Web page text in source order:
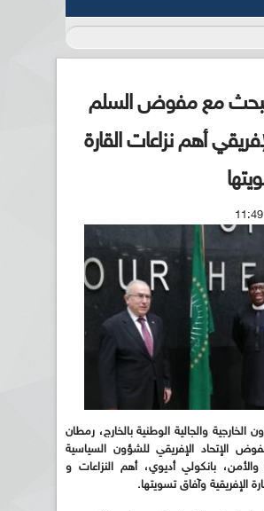
يبحث مع مفوض السلم
أهم نزاعات القارة
الخارجية والجالية الوطنية بالخارج، رمطان
الإتحاد الإفريقي للشؤون السياسية
بانكولي أديوي، أهم النزاعات و
الإفريقية وآفاق تسويتها.